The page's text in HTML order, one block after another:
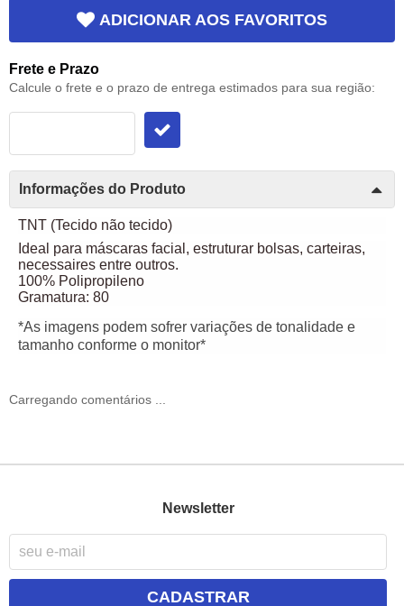
ADICIONAR AOS FAVORITOS
Frete e Prazo
Calcule o frete e o prazo de entrega estimados para sua região:
Informações do Produto
TNT (Tecido não tecido)
Ideal para máscaras facial, estruturar bolsas, carteiras,
necessaires entre outros.
100% Polipropileno
Gramatura: 80
*As imagens podem sofrer variações de tonalidade e
tamanho conforme o monitor*
Carregando comentários ...
Newsletter
CADASTRAR